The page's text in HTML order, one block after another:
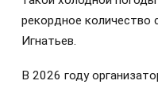
рекордное количество
Игнатьев.
В 2026 году